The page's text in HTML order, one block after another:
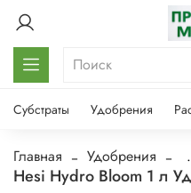
Субстраты Удобрения
Главная Удобрения
Hesi Hydro Bloom 1 л